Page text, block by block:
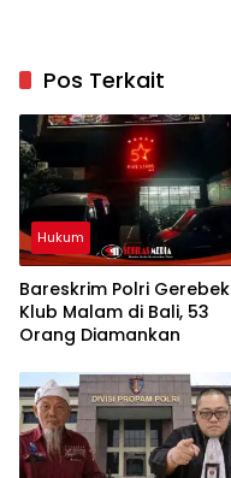
Pos Terkait
Hukum
Bareskrim Polri Gerebek
Klub Malam di Bali, 53
Orang Diamankan